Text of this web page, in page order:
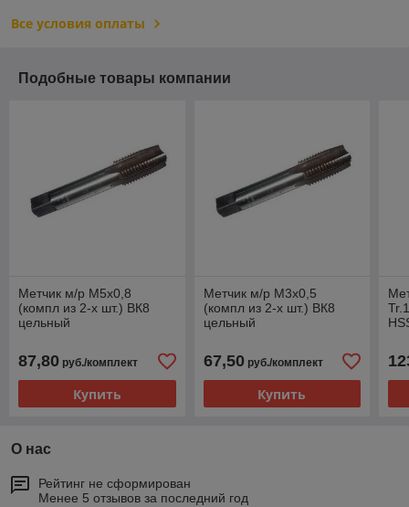
Все условия оплаты
Подобные товары компании
Метчик м/р М5х0,8
(компл из 2-х шт.) ВК8
цельный
87,80 руб./комплект
Купить
Метчик м/р М3х0,5
(компл из 2-х шт.) ВК8
цельный
67,50руб./комплект
Купить
О нас
Рейтинг не сформирован
Менее 5 отзывов за последний год